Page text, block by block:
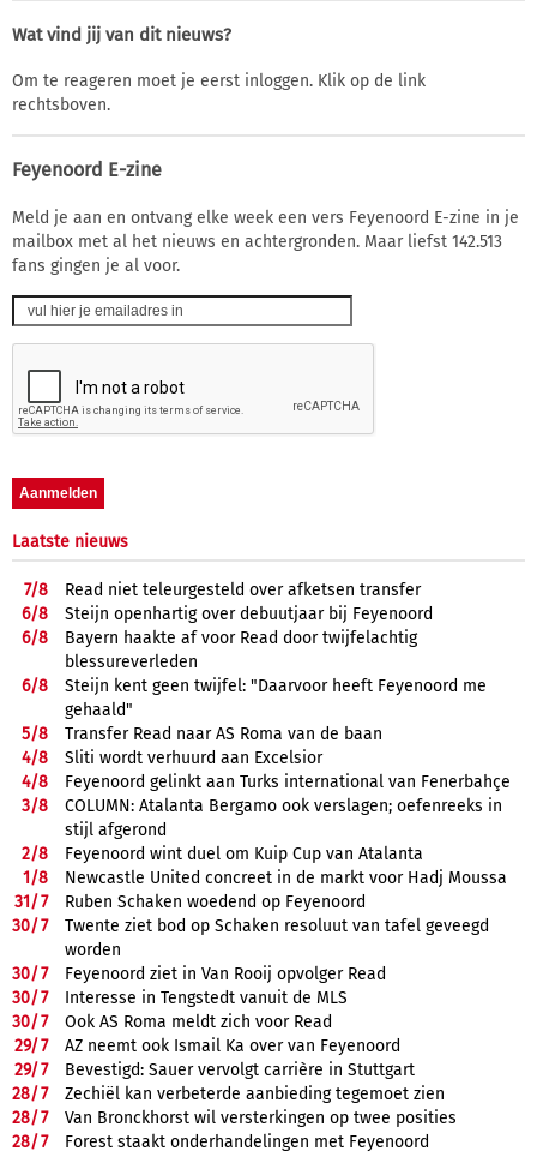
Wat vind jij van dit nieuws?
Om te reageren moet je eerst inloggen. Klik op de link
rechtsboven.
Feyenoord E-zine
Meld je aan en ontvang elke week een vers Feyenoord E-zine in je
mailbox met al het nieuws en achtergronden. Maar liefst 142.513
fans gingen je al voor.
Laatste nieuws
7/8
Read niet teleurgesteld over afketsen transfer
6/8
Steijn openhartig over debuutjaar bij Feyenoord
6/8
Bayern haakte af voor Read door twijfelachtig
blessureverleden
6/8
Steijn kent geen twijfel: "Daarvoor heeft Feyenoord me
gehaald"
5/8
Transfer Read naar AS Roma van de baan
4/8
Sliti wordt verhuurd aan Excelsior
4/8
Feyenoord gelinkt aan Turks international van Fenerbahçe
3/8
COLUMN: Atalanta Bergamo ook verslagen; oefenreeks in
stijl afgerond
2/8
Feyenoord wint duel om Kuip Cup van Atalanta
1/8
Newcastle United concreet in de markt voor Hadj Moussa
31/7
Ruben Schaken woedend op Feyenoord
30/7
Twente ziet bod op Schaken resoluut van tafel geveegd
worden
30/7
Feyenoord ziet in Van Rooij opvolger Read
30/7
Interesse in Tengstedt vanuit de MLS
30/7
Ook AS Roma meldt zich voor Read
29/7
AZ neemt ook Ismail Ka over van Feyenoord
29/7
Bevestigd: Sauer vervolgt carrière in Stuttgart
28/7
Zechiël kan verbeterde aanbieding tegemoet zien
28/7
Van Bronckhorst wil versterkingen op twee posities
28/7 Forest staakt onderhandelingen met Feyenoord